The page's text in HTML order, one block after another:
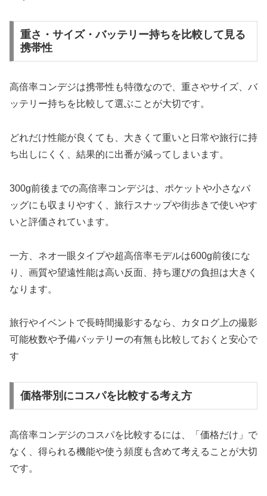
重さ・サイズ・バッテリー持ちを比較して見る
携帯性
高倍率コンデジは携帯性も特徴なので、重さやサイズ、バ
ッテリー持ちを比較して選ぶことが大切です。
どれだけ性能が良くても、大きくて重いと日常や旅行に持
ち出しにくく、結果的に出番が減ってしまいます。
300g前後までの高倍率コンデジは、ポケットや小さなバ
ッグにも収まりやすく、旅行スナップや街歩きで使いやす
いと評価されています。
一方、ネオ一眼タイプや超高倍率モデルは600g前後にな
り、画質や望遠性能は高い反面、持ち運びの負担は大きく
なります。
旅行やイベントで長時間撮影するなら、カタログ上の撮影
可能枚数や予備バッテリーの有無も比較しておくと安心で
す
価格帯別にコスパを比較する考え方
高倍率コンデジのコスパを比較するには、「価格だけ」で
なく、得られる機能や使う頻度も含めて考えることが大切
です。